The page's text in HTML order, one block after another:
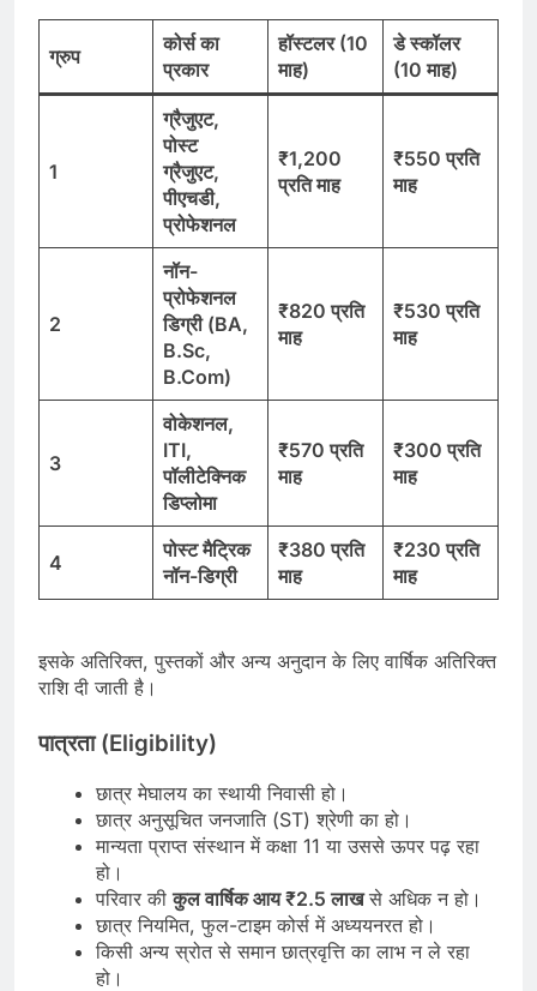
ग्रुप
कोर्स का
प्रकार
हॉस्टलर (10
माह)
डे स्कॉलर
(10माह)
1
ग्रैजुएट,
पोस्ट
ग्रैजुएट,
पीएचडी,
प्रोफेशनल
₹1,200
प्रति माह
₹550प्रति
माह
2
नॉन-
प्रोफेशनल
डिग्री (BA,
B.Sc,
B.Com)
₹820प्रति
माह
₹530प्रति
माह
3
वोकेशनल,
ITI,
पॉलीटेक्निक
डिप्लोमा
₹570प्रति
माह
₹300प्रति
माह
4
पोस्ट मैट्रिक
नॉन-डिग्री
₹380प्रति
माह
₹230प्रति
माह
इसके अतिरिक्त, पुस्तकों और अन्य अनुदान के लिए वार्षिक अतिरिक्त
राशि दी जाती है।
पात्रता (Eligibility)
छात्र मेघालय का स्थायी निवासी हो।
छात्र अनुसूचित जनजाति (ST) श्रेणी का हो।
मान्यता प्राप्त संस्थान में कक्षा 11 या उससे ऊपर पढ़ रहा
हो।
परिवार कीकुल वार्षिक आय₹2.5लाखसे अधिक न हो।
छात्र नियमित, फुल-टाइम कोर्स में अध्ययनरत हो।
किसी अन्य स्रोत से समान छात्रवृत्ति का लाभ न ले रहा
हो।